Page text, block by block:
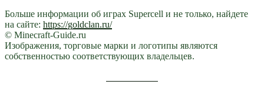
Больше информации об играх Supercell и не только, найдете
на сайте: https://goldclan.ru/
© Minecraft-Guide.ru
Изображения, торговые марки и логотипы являются
собственностью соответствующих владельцев.